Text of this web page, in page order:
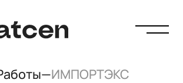
—ИМПОРТЭКС